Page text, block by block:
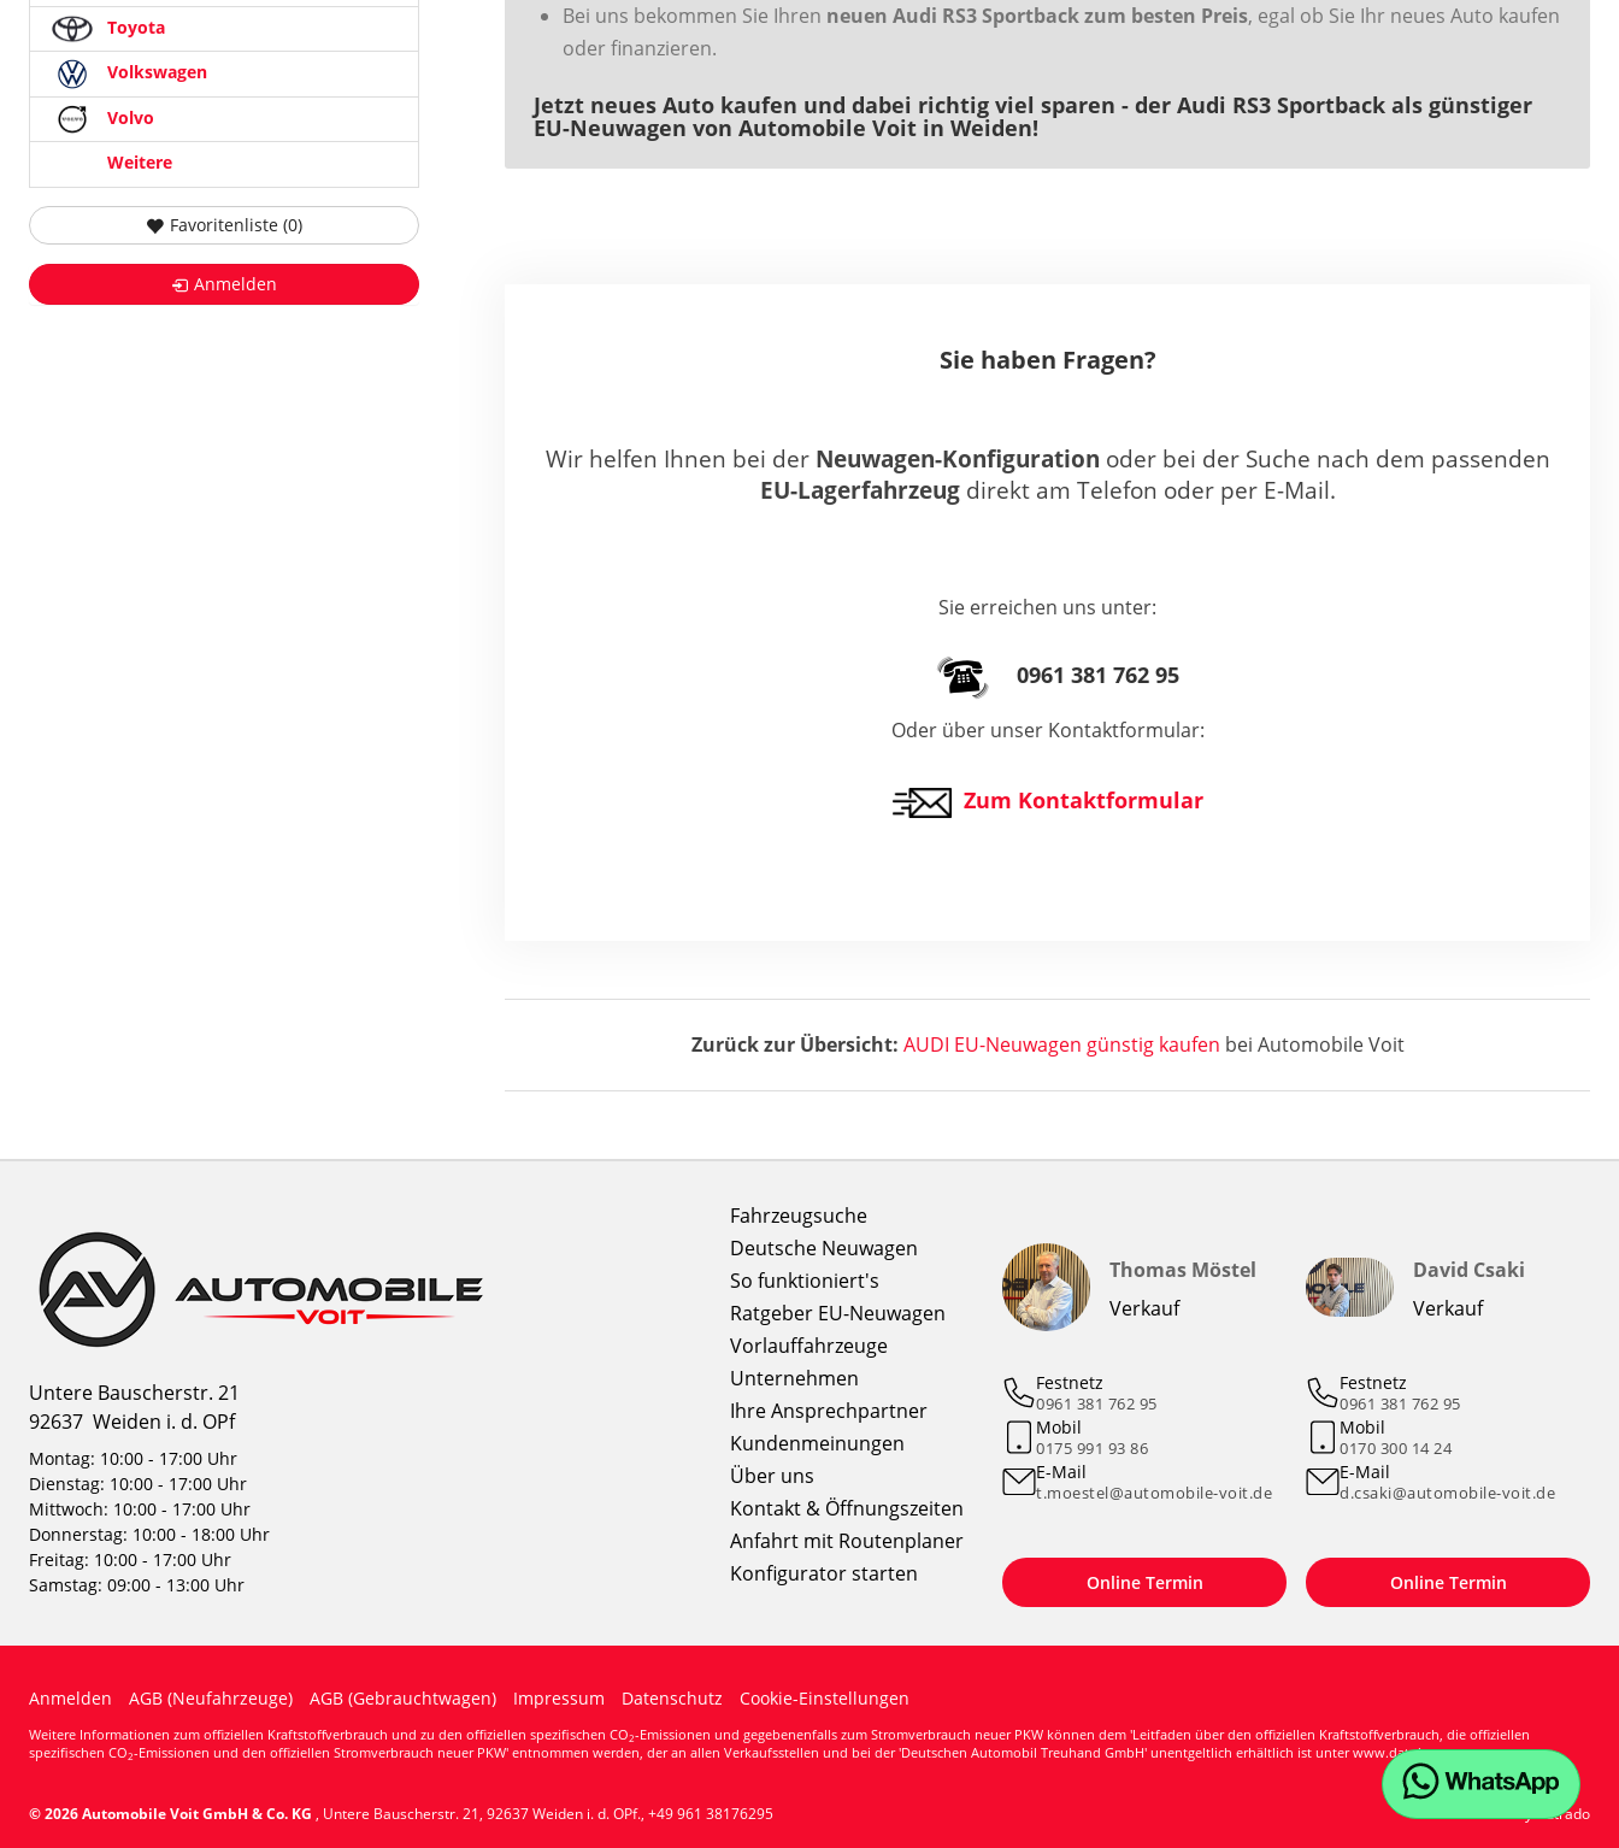
Bei uns bekommen Sie Ihren neuen Audi RS3 Sportback zum besten Preis, egal ob Sie Ihr neues Auto kaufen
oder finanzieren.
Jetzt neues Auto kaufen und dabei richtig viel sparen - der Audi RS3 Sportback als günstiger
EU-Neuwagen von Automobile Voit in Weiden!
Sie haben Fragen?
Wir helfen Ihnen bei der Neuwagen-Konfiguration oder bei der Suche nach dem passenden
EU-Lagerfahrzeugdirekt am Telefon oder per E-Mail.
Sie erreichen uns unter:
0961 381 762 95
Oder über unser Kontaktformular:
Zum Kontaktformular
Zurück zur Übersicht: AUDI EU-Neuwagen günstig kaufen bei Automobile Voit
Toyota
Volkswagen
Volvo
Weitere
Favoritenliste (0)
Anmelden
Untere Bauscherstr. 21
92637 Weiden i. d. OPf
Montag: 10:00 - 17:00 Uhr
Dienstag: 10:00 - 17:00 Uhr
Mittwoch: 10:00 - 17:00 Uhr
Donnerstag: 10:00 - 18:00 Uhr
Freitag: 10:00 - 17:00 Uhr
Samstag: 09:00 - 13:00 Uhr
Fahrzeugsuche
Deutsche Neuwagen
So funktioniert's
Ratgeber EU-Neuwagen
Vorlauffahrzeuge
Unternehmen
Ihre Ansprechpartner
Kundenmeinungen
Über uns
Kontakt & Öffnungszeiten
Anfahrt mit Routenplaner
Konfigurator starten
Thomas Möstel
Verkauf
Festnetz
0961 381 762 95
Mobil
0175 991 93 86
E-Mail
t.moestel@automobile-voit.de
Online Termin
David Csaki
Verkauf
Festnetz
0961 381 762 95
Mobil
0170 300 14 24
E-Mail
d.csaki@automobile-voit.de
Online Termin
Anmelden AGB (Neufahrzeuge) AGB (Gebrauchtwagen) Impressum Datenschutz Cookie-Einstellungen
Weitere Informationen zum offiziellen Kraftstoffverbrauch und zu den offiziellen spezifischen CO2-Emissionen und gegebenenfalls zum Stromverbrauch neuer PKW können dem 'Leitfaden über den offiziellen Kraftstoffverbrauch, die offiziellen
spezifischen CO2-Emissionen und den offiziellen Stromverbrauch neuer PKW' entnommen werden, der an allen Verkaufsstellen und bei der 'Deutschen Automobil Treuhand GmbH' unentgeltlich erhältlich ist unter www.dat.de.
© 2026Automobile Voit GmbH & Co. KG , Untere Bauscherstr. 21, 92637Weiden i. d. OPf., +49 961 38176295 Powered by Autrado